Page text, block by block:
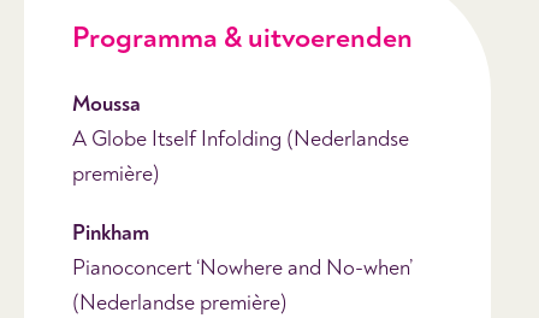
Programma & uitvoerenden
Moussa
A Globe Itself Infolding (Nederlandse
première)
Pinkham
Pianoconcert ‘Nowhere and No-when’
(Nederlandse première)